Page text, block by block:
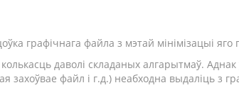
графічнага файла з мэтай мінімізацыі яго
даволі складаных алгарытмаў.
захоўвае файл і г.д.) неабходна выдаліць з